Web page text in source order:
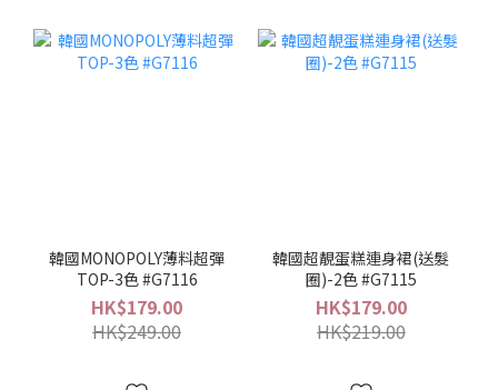
韓國MONOPOLY薄料超彈
TOP-3色 #G7116
HK$179.00
HK$249.00
韓國超靚蛋糕連身裙(送髮
圈)-2色 #G7115
HK$179.00
HK$219.00